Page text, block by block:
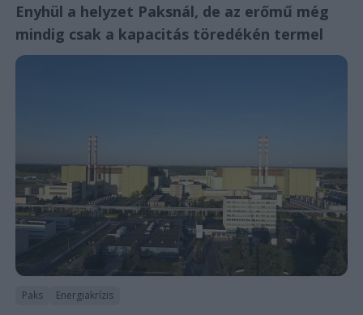
Enyhül a helyzet Paksnál, de az erőmű még
mindig csak a kapacitás töredékén termel
Paks Energiakrízis